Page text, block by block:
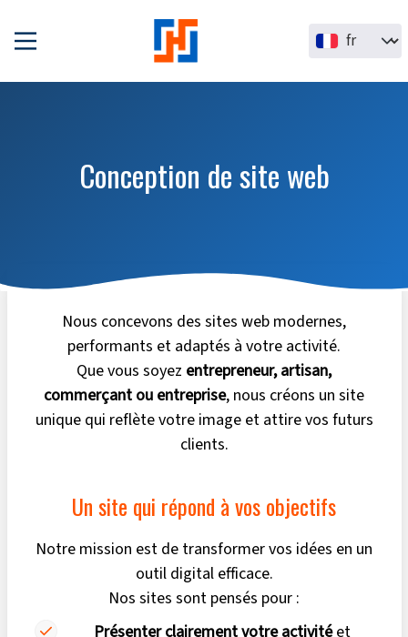
Select your
Conception de site web
Nous concevons des sites web modernes,
performants et adaptés à votre activité.
Que vous soyez entrepreneur, artisan,
commerçant ou entreprise, nous créons un site
unique qui reflète votre image et attire vos futurs
clients.
Un site qui répond à vos objectifs
Notre mission est de transformer vos idées en un
outil digital efficace.
Nos sites sont pensés pour :
Présenter clairement votre activitéet